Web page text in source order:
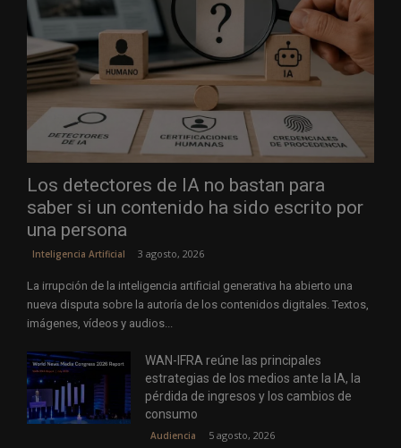
Los detectores de IA no bastan para
saber si un contenido ha sido escrito por
una persona
Inteligencia Artificial 3 agosto, 2026
La irrupción de la inteligencia artificial generativa ha abierto una
nueva disputa sobre la autoría de los contenidos digitales. Textos,
imágenes, vídeos y audios...
WAN-IFRA reúne las principales
estrategias de los medios ante la IA, la
pérdida de ingresos y los cambios de
consumo
Audiencia 5 agosto, 2026